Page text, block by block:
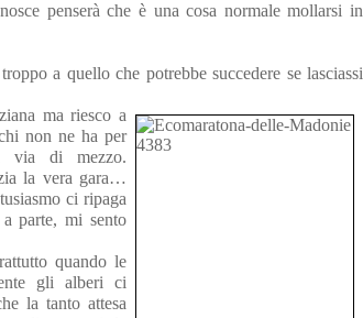
penserà che è una cosa normale mollarsi in
a quello che potrebbe succedere se lasciassi
ma riesco a
non ne ha per
via di mezzo.
la vera gara…
ci ripaga
parte, mi sento
quando le
gli alberi ci
la tanto attesa